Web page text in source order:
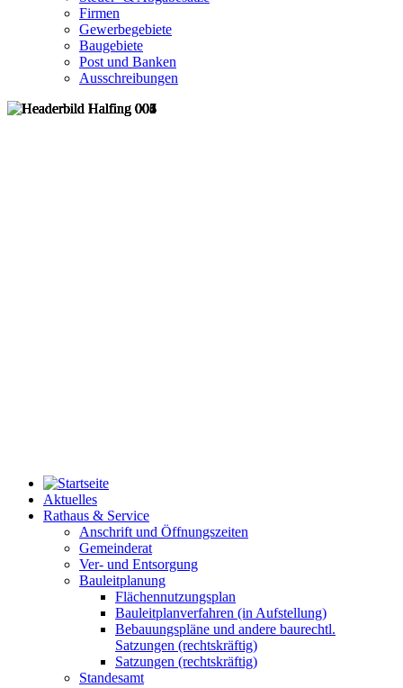
Firmen
Gewerbegebiete
Baugebiete
Post und Banken
Ausschreibungen
Aktuelles
Rathaus & Service
Anschrift und Öffnungszeiten
Gemeinderat
Ver- und Entsorgung
Bauleitplanung
Flächennutzungsplan
Bauleitplanverfahren (in Aufstellung)
Bebauungspläne und andere baurechtl.
Satzungen (rechtskräftig)
Satzungen (rechtskräftig)
Standesamt